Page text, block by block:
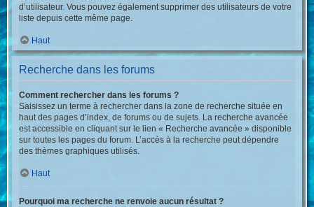
d’utilisateur. Vous pouvez également supprimer des utilisateurs de votre
liste depuis cette même page.
Haut
Recherche dans les forums
Comment rechercher dans les forums ?
Saisissez un terme à rechercher dans la zone de recherche située en
haut des pages d’index, de forums ou de sujets. La recherche avancée
est accessible en cliquant sur le lien « Recherche avancée » disponible
sur toutes les pages du forum. L’accès à la recherche peut dépendre
des thèmes graphiques utilisés.
Haut
Pourquoi ma recherche ne renvoie aucun résultat ?